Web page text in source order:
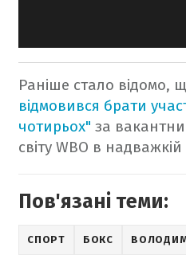
Раніше стало відомо,
відмовився брати
чотирьох" за
світу WBO в надважкій
Пов'язані теми:
СПОРТ БОКС